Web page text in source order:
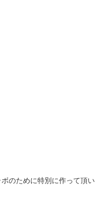
のために特別に作って頂い